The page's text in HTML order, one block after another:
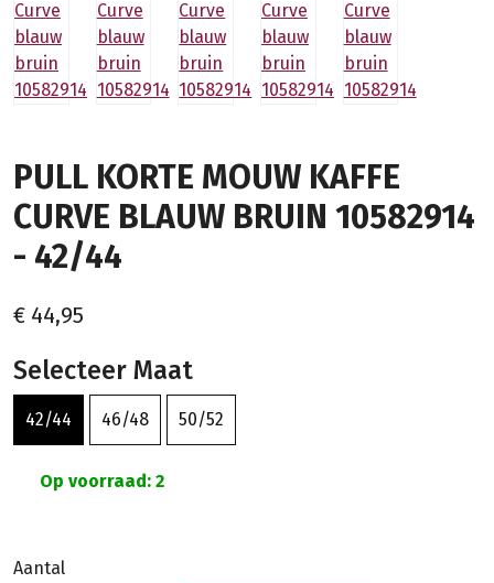
PULL KORTE MOUW KAFFE
CURVE BLAUW BRUIN 10582914
- 42/44
€ 44,95
Selecteer Maat
42/44 46/48 50/52
Op voorraad: 2
Aantal